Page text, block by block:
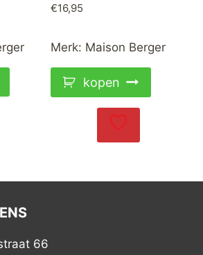
€16,95
Merk: Maison Berger
kopen
66